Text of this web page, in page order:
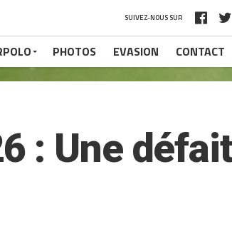
SUIVEZ-NOUS SUR
PHOTOS EVASION CONTACT
: Une